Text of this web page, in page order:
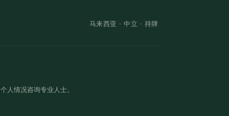
马来西亚 ·中立 · 持牌
人情况咨询专业人士。